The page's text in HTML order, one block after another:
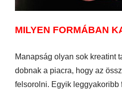
MILYEN FORMÁBAN
Manapság olyan sok kreatint
dobnak a piacra, hogy az
felsorolni. Egyik leggyakoribb